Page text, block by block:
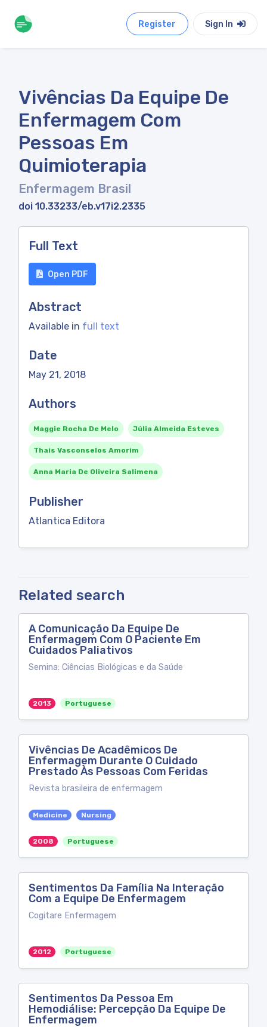
Register Sign In
Vivências Da Equipe De
Enfermagem Com
Pessoas Em
Quimioterapia
Enfermagem Brasil
doi 10.33233/eb.v17i2.2335
Full Text
Open PDF
Abstract
Available in full text
Date
May 21, 2018
Authors
Maggie Rocha De Melo Júlia Almeida Esteves
Thais Vasconselos Amorim
Anna Maria De Oliveira Salimena
Publisher
Atlantica Editora
Related search
A Comunicação Da Equipe De
Enfermagem Com O Paciente Em
Cuidados Paliativos
Semina: Ciências Biológicas e da Saúde
2013 Portuguese
Vivências De Acadêmicos De
Enfermagem Durante O Cuidado
Prestado Às Pessoas Com Feridas
Revista brasileira de enfermagem
Medicine Nursing
2008 Portuguese
Sentimentos Da Família Na Interação
Com a Equipe De Enfermagem
Cogitare Enfermagem
2012 Portuguese
Sentimentos Da Pessoa Em
Hemodiálise: Percepção Da Equipe De
Enfermagem